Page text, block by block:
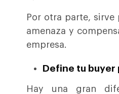
Por otra parte,
amenaza y
empresa.
Define tu buyer
Hay una gran